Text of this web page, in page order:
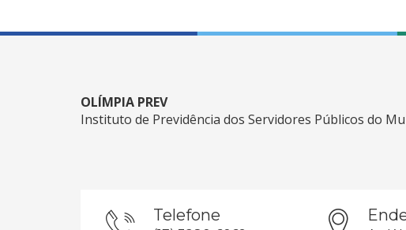
OLÍMPIA PREV
Instituto de Previdência dos Servidores Públicos do
Telefone